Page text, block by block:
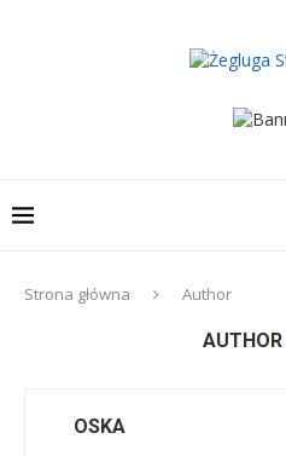
Strona główna Author
AUTHOR
OSKA